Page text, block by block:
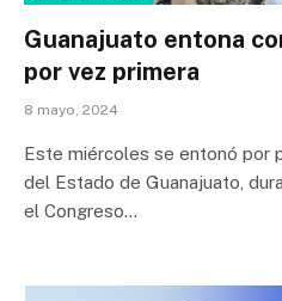
Guanajuato entona
por vez primera
8 mayo, 2024
Este miércoles se entonó por
del Estado de Guanajuato,
el Congreso…